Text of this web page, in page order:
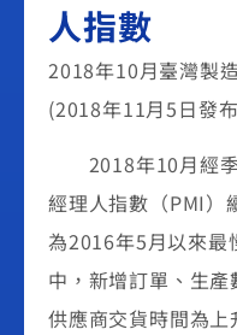
人指數
2018年10月臺灣製
(2018年11月5日發
2018年10月經季
經理人指數（PMI）
為2016年5月以來最
中，新增訂單、生產
供應商交貨時間為